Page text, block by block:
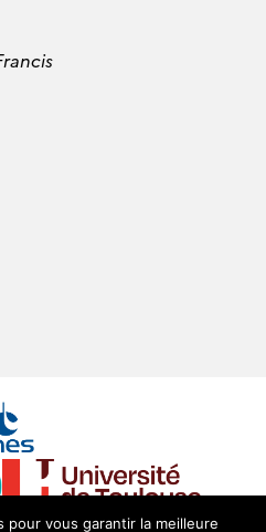
pour vous garantir la meilleure